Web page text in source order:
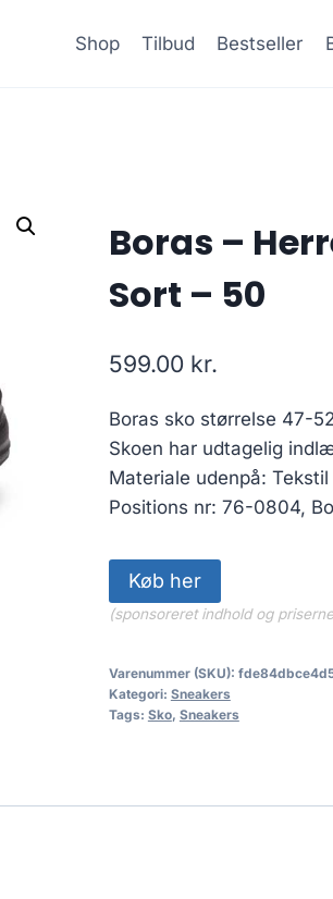
Shop Tilbud Bestseller
Boras –
Sort – 50
599.00 kr.
Boras sko størrelse 47-
Skoen har udtagelig
Materiale udenpå:
Positions nr: 76-0804,
Køb her
(sponsoreret indhold og
Varenummer (SKU):
Kategori: Sneakers
Tags: Sko, Sneakers